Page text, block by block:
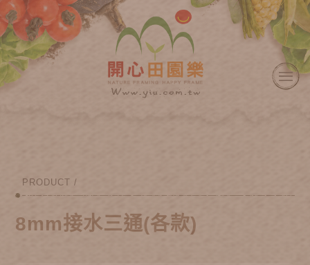
PRODUCT /
8mm接水三通(各款)